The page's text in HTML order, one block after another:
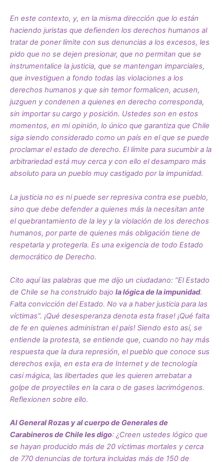
En este contexto, y, en la misma dirección que lo están
haciendo juristas que defienden los derechos humanos al
tratar de poner límite con sus denuncias a los excesos, les
pido que no se dejen presionar, que no permitan que se
instrumentalice la justicia, que se mantengan imparciales,
que investiguen a fondo todas las violaciones a los
derechos humanos y que sin temor formalicen, acusen,
juzguen y condenen a quienes en derecho corresponda,
sin importar su cargo y posición. Ustedes son en estos
momentos, en mi opinión, lo único que garantiza que Chile
siga siendo considerado como un país en el que se puede
proclamar el estado de derecho. El límite para sucumbir a la
arbitrariedad está muy cerca y con ello el desamparo más
absoluto para un pueblo muy castigado por la impunidad.
La justicia no es ni puede ser represiva contra ese pueblo,
sino que debe defender a quienes más la necesitan ante
el quebrantamiento de la ley y la violación de los derechos
humanos, por parte de quienes más obligación tiene de
respetarla y protegerla. Es una exigencia de todo Estado
democrático de Derecho.
Cito aquí las palabras que me dijo un ciudadano: “El Estado
de Chile se ha construido bajo la lógica de la impunidad.
Falta convicción del Estado. No va a haber justicia para las
víctimas”. ¡Qué desesperanza denota esta frase! ¡Qué falta
de fe en quienes administran el país! Siendo esto así, se
entiende la protesta, se entiende que, cuando no hay más
respuesta que la dura represión, el pueblo que conoce sus
derechos exija, en esta era de Internet y de tecnología
casi mágica, las libertades que les quieren arrebatar a
golpe de proyectiles en la cara o de gases lacrimógenos.
Reflexionen sobre ello.
Al General Rozas y al cuerpo de Generales de
Carabineros de Chile les digo: ¿Creen ustedes lógico que
se hayan producido más de 20 víctimas mortales y cerca
de 770 denuncias de tortura incluidas más de 150 de